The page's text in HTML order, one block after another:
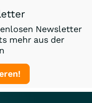
Newsletter
mehr aus der